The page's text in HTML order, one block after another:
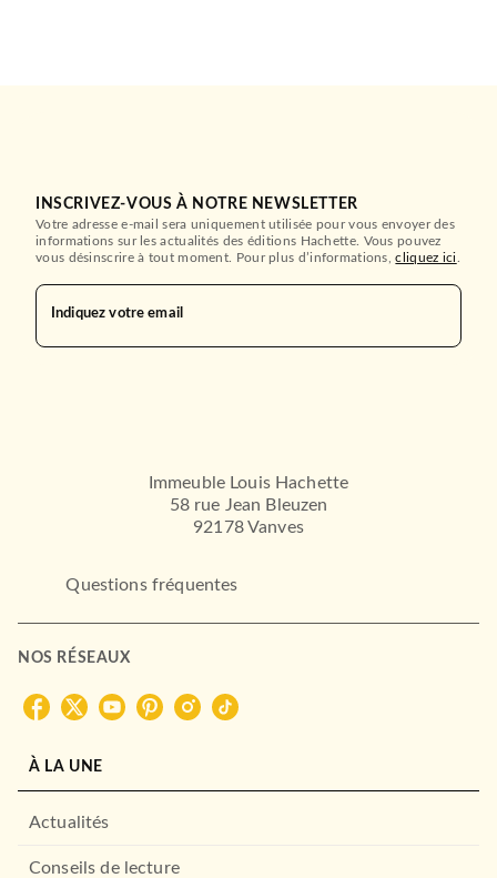
INSCRIVEZ-VOUS À NOTRE NEWSLETTER
Votre adresse e-mail sera uniquement utilisée pour vous envoyer des
informations sur les actualités des éditions Hachette. Vous pouvez
vous désinscrire à tout moment. Pour plus d’informations,cliquez ici
Indiquez votre email
Immeuble Louis Hachette
58 rue Jean Bleuzen
92178 Vanves
Questions fréquentes
NOS RÉSEAUX
À LA UNE
Actualités
Conseils de lecture